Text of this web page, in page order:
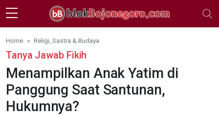
Skip to main content
Home Religi, Sastra & Budaya
Tanya Jawab Fikih
Menampilkan Anak Yatim di
Panggung Saat Santunan,
Hukumnya?